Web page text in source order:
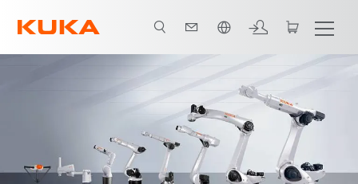
Ventajas eBook Cartera de robots Contact Cases